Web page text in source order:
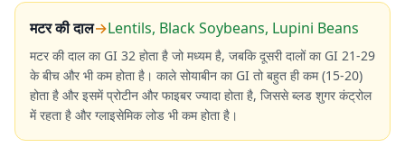
मटर की दाल→Lentils, Black Soybeans, Lupini Beans
मटर की दाल का GI 32 होता है जो मध्यम है, जबकि दूसरी दालों का GI 21-29
के बीच और भी कम होता है। काले सोयाबीन का GI तो बहुत ही कम (15-20)
होता है और इसमें प्रोटीन और फाइबर ज्यादा होता है, जिससे ब्लड शुगर कंट्रोल
में रहता है और ग्लाइसेमिक लोड भी कम होता है।